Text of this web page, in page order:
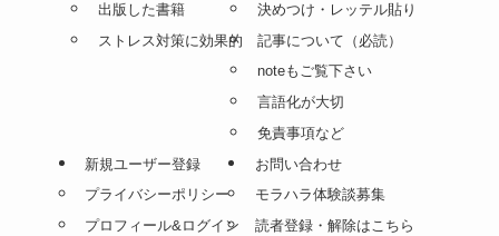
出版した書籍
ストレス対策に効果的
決めつけ・レッテル貼り
記事について（必読）
noteもご覧下さい
言語化が大切
免責事項など
新規ユーザー登録
プライバシーポリシー
プロフィール&ログイン
お問い合わせ
モラハラ体験談募集
読者登録・解除はこちら